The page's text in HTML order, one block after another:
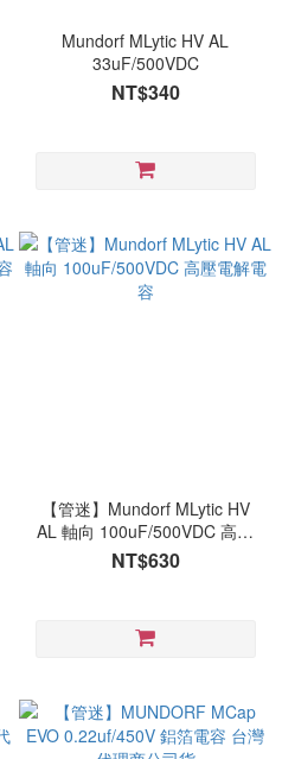
Mundorf MLytic HV AL
33uF/500VDC
NT$340
【管迷】Mundorf MLytic HV
AL 軸向 100uF/500VDC 高壓
電解電容
NT$630